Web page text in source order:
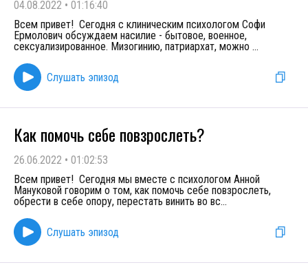
04.08.2022 • 01:16:40
Всем привет! Сегодня с клиническим психологом Софи
Ермолович обсуждаем насилие - бытовое, военное,
сексуализированное. Мизогинию, патриархат, можно ...
Слушать эпизод
Как помочь себе повзрослеть?
26.06.2022 • 01:02:53
Всем привет! Сегодня мы вместе с психологом Анной
Мануковой говорим о том, как помочь себе повзрослеть,
обрести в себе опору, перестать винить во вс...
Слушать эпизод